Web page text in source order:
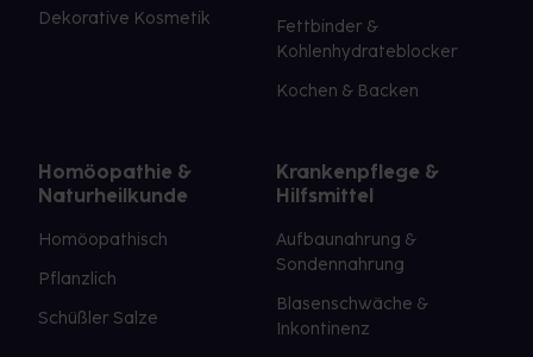
Dekorative Kosmetik
Fettbinder &
Kohlenhydrateblocker
Kochen & Backen
Homöopathie &
Naturheilkunde
Homöopathisch
Pflanzlich
Schüßler Salze
Krankenpflege &
Hilfsmittel
Aufbaunahrung &
Sondennahrung
Blasenschwäche &
Inkontinenz